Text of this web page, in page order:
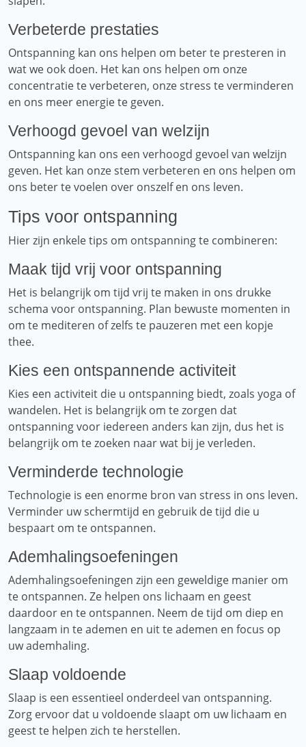
Verbeterde prestaties
Ontspanning kan ons helpen om beter te presteren in
wat we ook doen. Het kan ons helpen om onze
concentratie te verbeteren, onze stress te verminderen
en ons meer energie te geven.
Verhoogd gevoel van welzijn
Ontspanning kan ons een verhoogd gevoel van welzijn
geven. Het kan onze stem verbeteren en ons helpen om
ons beter te voelen over onszelf en ons leven.
Tips voor ontspanning
Hier zijn enkele tips om ontspanning te combineren:
Maak tijd vrij voor ontspanning
Het is belangrijk om tijd vrij te maken in ons drukke
schema voor ontspanning. Plan bewuste momenten in
om te mediteren of zelfs te pauzeren met een kopje
thee.
Kies een ontspannende activiteit
Kies een activiteit die u ontspanning biedt, zoals yoga of
wandelen. Het is belangrijk om te zorgen dat
ontspanning voor iedereen anders kan zijn, dus het is
belangrijk om te zoeken naar wat bij je verleden.
Verminderde technologie
Technologie is een enorme bron van stress in ons leven.
Verminder uw schermtijd en gebruik de tijd die u
bespaart om te ontspannen.
Ademhalingsoefeningen
Ademhalingsoefeningen zijn een geweldige manier om
te ontspannen. Ze helpen ons lichaam en geest
daardoor en te ontspannen. Neem de tijd om diep en
langzaam in te ademen en uit te ademen en focus op
uw ademhaling.
Slaap voldoende
Slaap is een essentieel onderdeel van ontspanning.
Zorg ervoor dat u voldoende slaapt om uw lichaam en
geest te helpen zich te herstellen.